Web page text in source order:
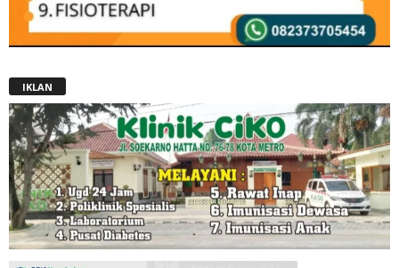
IKLAN